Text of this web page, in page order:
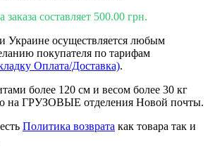
составляет 500.00 грн.
Украине осуществляется любым
покупателя по тарифам
Оплата/Доставка).
более 120 см и весом более 30 кг
на ГРУЗОВЫЕ отделения Новой почты.
Политика возврата как товара так и